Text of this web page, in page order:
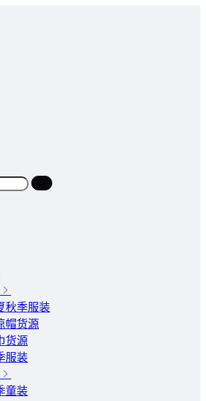
秋季服装
帽货源
货源
服装
童装